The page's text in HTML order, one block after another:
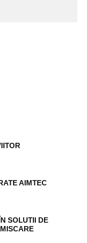
AIMTEC
SOLUTII DE